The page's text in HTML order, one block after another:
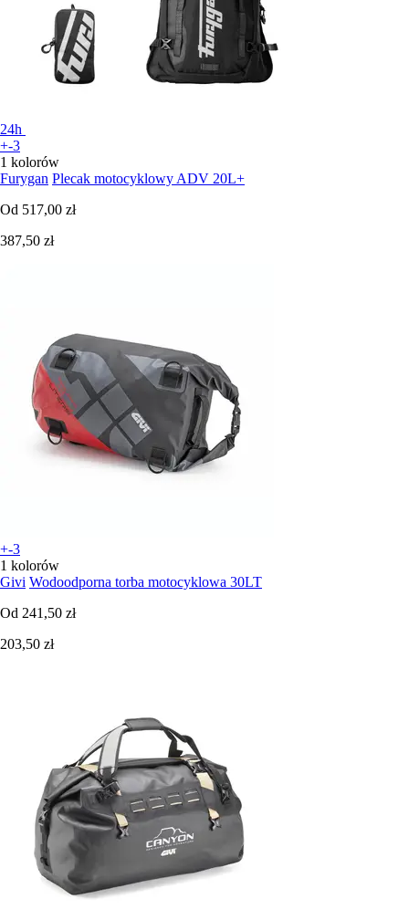
24h
+-3
1 kolorów
Furygan Plecak motocyklowy ADV 20L+
Od 517,00 zł
387,50 zł
+-3
1 kolorów
Givi Wodoodporna torba motocyklowa 30LT
Od 241,50 zł
203,50 zł